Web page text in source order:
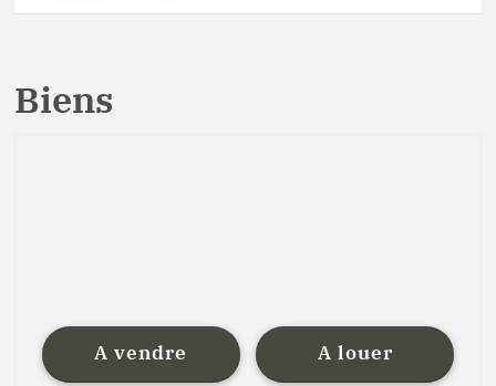
Biens
A vendre A louer